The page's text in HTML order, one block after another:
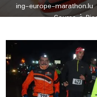
ing-europe-marathon.lu
Course à